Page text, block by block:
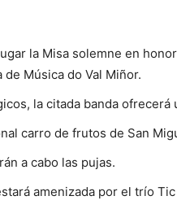
la Misa solemne en
de Música do Val Miñor.
la citada banda ofrecerá
carro de frutos de San
a cabo las pujas.
amenizada por el trío Tic